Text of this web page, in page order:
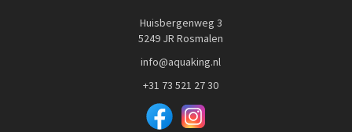
Huisbergenweg 3
5249 JR Rosmalen
info@aquaking.nl
+31 73 521 27 30